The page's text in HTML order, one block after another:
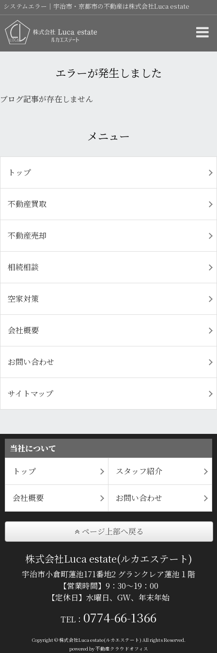
システムエラー｜宇治市・京都市の不動産は株式会社Luca estate
エラーが発生しました
ブログ記事が存在しません
メニュー
トップ
不動産買取
不動産売却
相続相談
空家対策
会社概要
お問い合わせ
サイトマップ
当社について
トップ スタッフ紹介
会社概要 お問い合わせ
ページ上部へ戻る
株式会社Luca estate(ルカエステート)
宇治市小倉町蓮池171番地2 グランクレア蓮池１階
【営業時間】9：30～19：00
【定休日】水曜日、GW、年末年始
TEL： 0774-66-1366
Copyright © 株式会社Luca estate(ルカエステート) All rights Reserved.
powered by 不動産クラウドオフィス